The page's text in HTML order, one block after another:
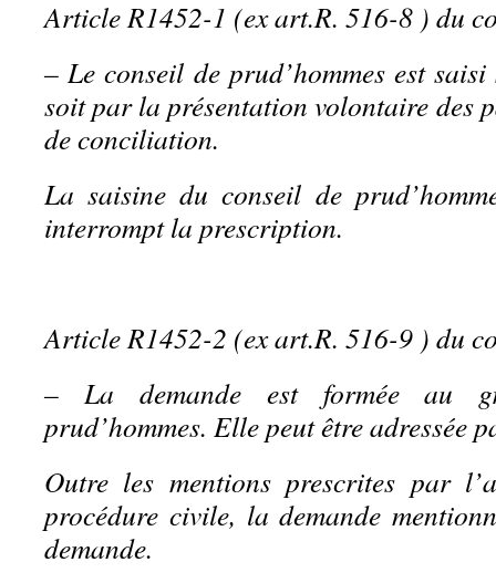
Article R1452-1 (ex art.R. 516-8 ) du
– Le conseil de prud’hommes est
soit par la présentation volontaire des
de conciliation.
La saisine du conseil de
interrompt la prescription.
Article R1452-2 (ex art.R. 516-9 ) du
– La demande est formée au
prud’hommes. Elle peut être adressée
Outre les mentions prescrites par
procédure civile, la demande
demande.